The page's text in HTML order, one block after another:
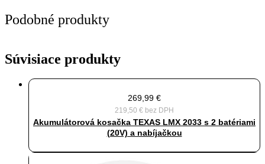
Podobné produkty
Súvisiace produkty
269,99 €
219,50 € bez DPH
Akumulátorová kosačka TEXAS LMX 2033 s 2 batériami
(20V) a nabíjačkou